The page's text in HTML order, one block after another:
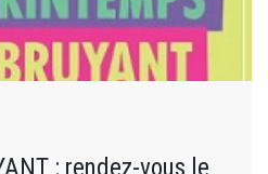
: rendez-vous le